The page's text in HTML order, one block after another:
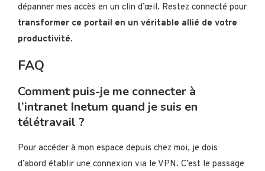
dépanner mes accès en un clin d’œil. Restez connecté pour
transformer ce portail en un véritable allié de votre
productivité.
FAQ
Comment puis-je me connecter à
l’intranet Inetum quand je suis en
télétravail ?
Pour accéder à mon espace depuis chez moi, je dois
d’abord établir une connexion via le VPN. C’est le passage